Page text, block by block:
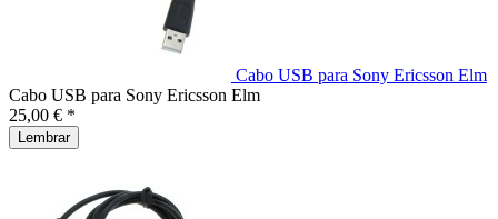
Cabo USB para Sony Ericsson Elm
Cabo USB para Sony Ericsson Elm
25,00 € *
Lembrar